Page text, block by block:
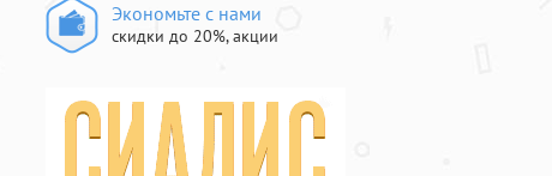
Экономьте с нами
скидки до 20%, акции